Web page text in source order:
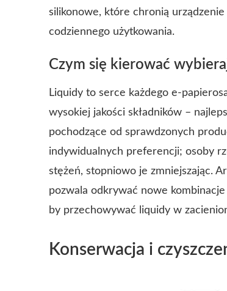
silikonowe, które chronią
codziennego użytkowania.
Czym się kierować
Liquidy to serce każdego e-
wysokiej jakości składników –
pochodzące od sprawdzonych
indywidualnych preferencji; osoby
stężeń, stopniowo je zmniejszając.
pozwala odkrywać nowe
by przechowywać liquidy w
Konserwacja i